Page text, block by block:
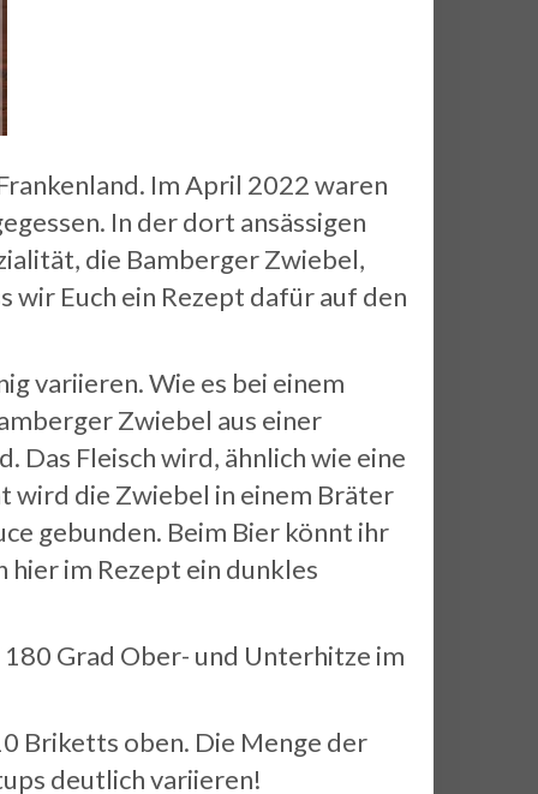
Im April 2022 waren
In der dort ansässigen
die Bamberger Zwiebel,
Euch ein Rezept dafür auf den
variieren. Wie es bei einem
Zwiebel aus einer
Fleisch wird, ähnlich wie eine
wird die Zwiebel in einem Bräter
gebunden. Beim Bier könnt ihr
hier im Rezept ein dunkles
Grad Ober- und Unterhitze im
Briketts oben. Die Menge der
deutlich variieren!